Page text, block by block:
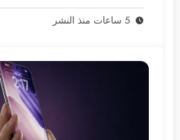
5 ساعات منذ النشر